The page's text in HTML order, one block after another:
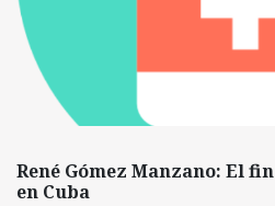
René Gómez Manzano: El
en Cuba